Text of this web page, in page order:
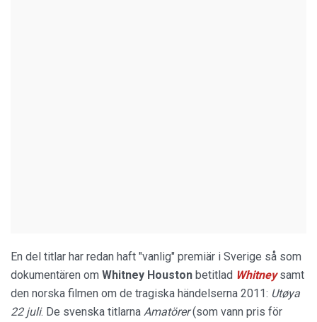
En del titlar har redan haft "vanlig" premiär i Sverige så som
dokumentären om Whitney Houston betitlad Whitney samt
den norska filmen om de tragiska händelserna 2011: Utøya
22 juli. De svenska titlarna Amatörer(som vann pris för